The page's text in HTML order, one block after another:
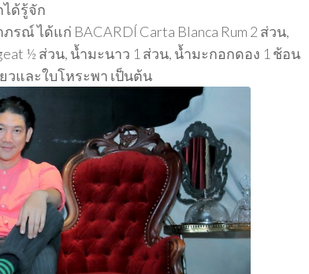
ด้รู้จัก
ได้แก่ BACARDÍ Carta Blanca Rum 2 ส่วน,
½ ส่วน, น้ำมะนาว 1 ส่วน, น้ำมะกอกดอง 1 ช้อน
วและใบโหระพา เป็นต้น